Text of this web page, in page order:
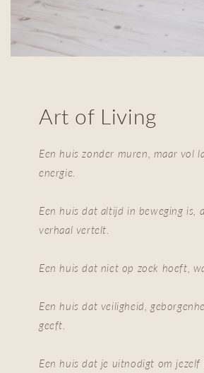
Art of Living
Een huis zonder muren, maar vol
energie.
Een huis dat altijd in beweging is,
verhaal vertelt.
Een huis dat niet op zoek hoeft,
Een huis dat veiligheid,
geeft.
Een huis dat je uitnodigt om jezelf